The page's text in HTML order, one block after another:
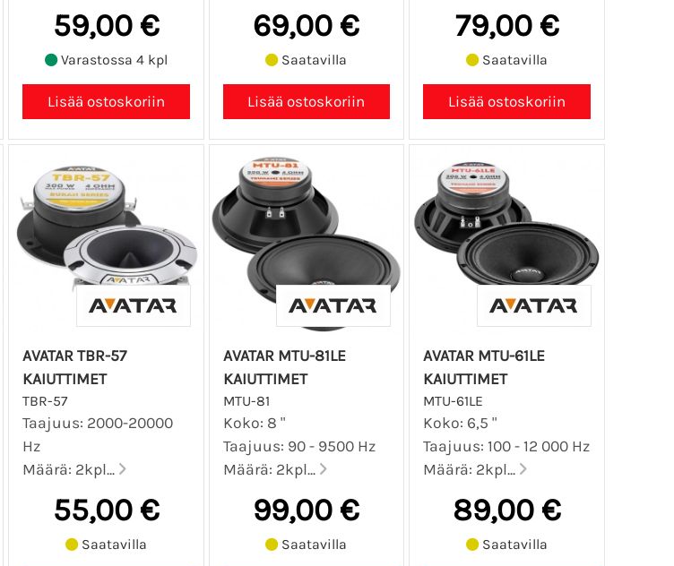
59,00 €
Varastossa 4 kpl
69,00 €
Saatavilla
79,00 €
Saatavilla
AVATAR TBR-57
KAIUTTIMET
TBR-57
Taajuus: 2000-20000
Hz
Määrä: 2kpl...
55,00 €
Saatavilla
AVATAR MTU-81LE
KAIUTTIMET
MTU-81
Koko: 8 "
Taajuus: 90 - 9500 Hz
Määrä: 2kpl...
99,00 €
Saatavilla
AVATAR MTU-61LE
KAIUTTIMET
MTU-61LE
Koko: 6,5 "
Taajuus: 100 - 12 000 Hz
Määrä: 2kpl...
89,00 €
Saatavilla